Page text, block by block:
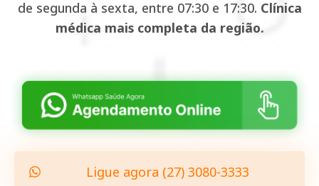
de segunda à sexta, entre 07:30 e 17:30. Clínica
médica mais completa da região.
Ligue agora (27) 3080-3333